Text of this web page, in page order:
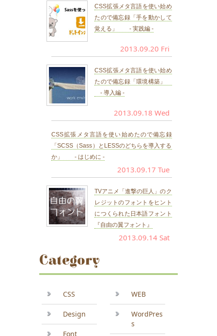
CSS拡張メタ言語を使い始め
たので備忘録「手を動かして
覚える」 - 実践編 -
2013.09.20 Fri
CSS拡張メタ言語を使い始め
たので備忘録「環境構築」
- 導入編 -
2013.09.18 Wed
CSS拡張メタ言語を使い始めたので備忘録
「SCSS（Sass）とLESSのどちらを導入する
か」 - はじめに -
2013.09.17 Tue
TVアニメ「進撃の巨人」のク
レジットのフォントをヒント
につくられた日本語フォント
『自由の翼フォント』
2013.09.14 Sat
Category
CSS
Design
Font
WEB
WordPres
s